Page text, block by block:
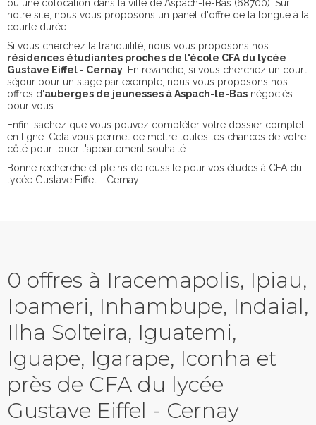
ou une colocation dans la ville de Aspach-le-Bas (68700). Sur
notre site, nous vous proposons un panel d'offre de la longue à la
courte durée.
Si vous cherchez la tranquilité, nous vous proposons nos
résidences étudiantes proches de l'école CFA du lycée
Gustave Eiffel - Cernay . En revanche, si vous cherchez un court
séjour pour un stage par exemple, nous vous proposons nos
offres d'auberges de jeunesses à Aspach-le-Bas négociés
pour vous.
Enfin, sachez que vous pouvez compléter votre dossier complet
en ligne. Cela vous permet de mettre toutes les chances de votre
côté pour louer l'appartement souhaité.
Bonne recherche et pleins de réussite pour vos études à CFA du
lycée Gustave Eiffel - Cernay.
0 offres à Iracemapolis, Ipiau,
Ipameri, Inhambupe, Indaial,
Ilha Solteira, Iguatemi,
Iguape, Igarape, Iconha et
près de CFA du lycée
Gustave Eiffel - Cernay